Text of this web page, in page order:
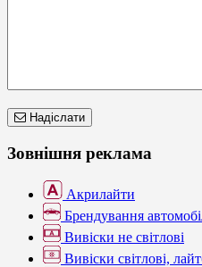
Надіслати
Зовнішня реклама
Акрилайти
Брендування
Вивіски не світлові
Вивіски світлові,